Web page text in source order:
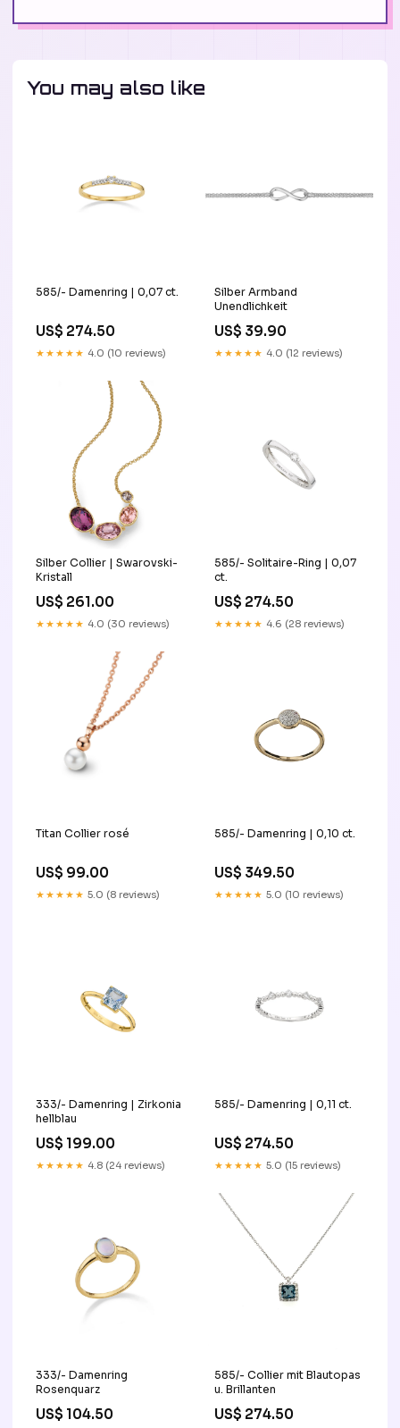
You may also like
585/- Damenring | 0,07 ct.
US$ 274.50
★★★★★ 4.0 (10 reviews)
Silber Armband
Unendlichkeit
US$ 39.90
★★★★★ 4.0 (12 reviews)
Silber Collier | Swarovski-
Kristall
US$ 261.00
★★★★★ 4.0 (30 reviews)
585/- Solitaire-Ring | 0,07
ct.
US$ 274.50
★★★★★ 4.6 (28 reviews)
Titan Collier rosé
US$ 99.00
★★★★★ 5.0 (8 reviews)
585/- Damenring | 0,10 ct.
US$ 349.50
★★★★★ 5.0 (10 reviews)
333/- Damenring | Zirkonia
hellblau
US$ 199.00
★★★★★ 4.8 (24 reviews)
585/- Damenring | 0,11 ct.
US$ 274.50
★★★★★ 5.0 (15 reviews)
333/- Damenring
Rosenquarz
US$ 104.50
585/- Collier mit Blautopas
u. Brillanten
US$ 274.50